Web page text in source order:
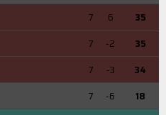
7 6
35
7 -2
35
7 -3
34
7 -6 18